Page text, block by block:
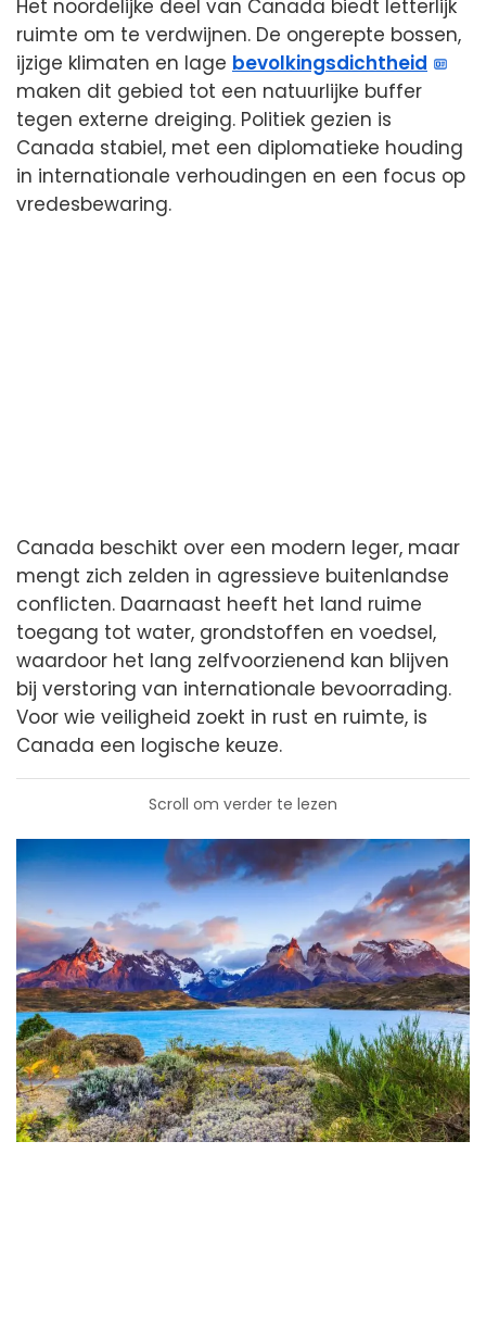
Het noordelijke deel van Canada biedt letterlijk
ruimte om te verdwijnen. De ongerepte bossen,
ijzige klimaten en lage bevolkingsdichtheid
maken dit gebied tot een natuurlijke buffer
tegen externe dreiging. Politiek gezien is
Canada stabiel, met een diplomatieke houding
in internationale verhoudingen en een focus op
vredesbewaring.
Canada beschikt over een modern leger, maar
mengt zich zelden in agressieve buitenlandse
conflicten. Daarnaast heeft het land ruime
toegang tot water, grondstoffen en voedsel,
waardoor het lang zelfvoorzienend kan blijven
bij verstoring van internationale bevoorrading.
Voor wie veiligheid zoekt in rust en ruimte, is
Canada een logische keuze.
Scroll om verder te lezen